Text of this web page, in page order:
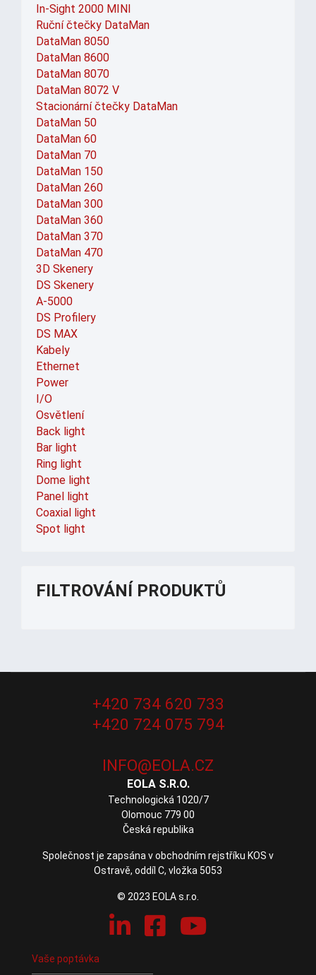
In-Sight 2000 MINI
Ruční čtečky DataMan
DataMan 8050
DataMan 8600
DataMan 8070
DataMan 8072 V
Stacionární čtečky DataMan
DataMan 50
DataMan 60
DataMan 70
DataMan 150
DataMan 260
DataMan 300
DataMan 360
DataMan 370
DataMan 470
3D Skenery
DS Skenery
A-5000
DS Profilery
DS MAX
Kabely
Ethernet
Power
I/O
Osvětlení
Back light
Bar light
Ring light
Dome light
Panel light
Coaxial light
Spot light
FILTROVÁNÍ PRODUKTŮ
+420 734 620 733
+420 724 075 794
EOLA S.R.O.
Technologická 1020/7
Olomouc 779 00
Česká republika
Společnost je zapsána v obchodním rejstříku KOS v
Ostravě, oddíl C, vložka 5053
© 2023 EOLA s.r.o.
Vaše poptávka